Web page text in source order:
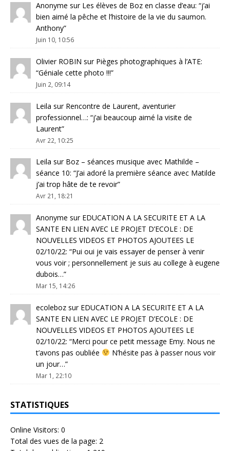
Anonyme sur Les élèves de Boz en classe d’eau: “j’ai
bien aimé la pêche et l’histoire de la vie du saumon.
Anthony”
Juin 10, 10:56
Olivier ROBIN sur Pièges photographiques à l’ATE:
“Géniale cette photo !!!”
Juin 2, 09:14
Leila sur Rencontre de Laurent, aventurier
professionnel…: “j’ai beaucoup aimé la visite de
Laurent”
Avr 22, 10:25
Leila sur Boz – séances musique avec Mathilde –
séance 10: “J’ai adoré la première séance avec Matilde
j’ai trop hâte de te revoir”
Avr 21, 18:21
Anonyme sur EDUCATION A LA SECURITE ET A LA
SANTE EN LIEN AVEC LE PROJET D’ECOLE : DE
NOUVELLES VIDEOS ET PHOTOS AJOUTEES LE
02/10/22: “Pui oui je vais essayer de penser à venir
vous voir ; personnellement je suis au college à eugene
dubois…”
Mar 15, 14:26
ecoleboz sur EDUCATION A LA SECURITE ET A LA
SANTE EN LIEN AVEC LE PROJET D’ECOLE : DE
NOUVELLES VIDEOS ET PHOTOS AJOUTEES LE
02/10/22: “Merci pour ce petit message Emy. Nous ne
t’avons pas oubliée
N’hésite pas à passer nous voir
un jour…”
Mar 1, 22:10
STATISTIQUES
Online Visitors: 0
Total des vues de la page: 2